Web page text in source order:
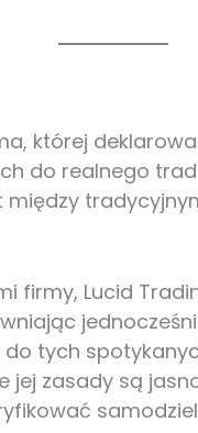
której
do realnego
firmy, Lucid
tych
jej zasady są